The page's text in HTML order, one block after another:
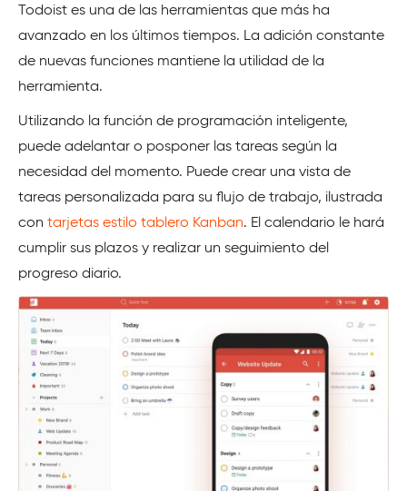
Todoist es una de las herramientas que más ha
avanzado en los últimos tiempos. La adición constante
de nuevas funciones mantiene la utilidad de la
herramienta.
Utilizando la función de programación inteligente,
puede adelantar o posponer las tareas según la
necesidad del momento. Puede crear una vista de
tareas personalizada para su flujo de trabajo, ilustrada
con tarjetas estilo tablero Kanban. El calendario le hará
cumplir sus plazos y realizar un seguimiento del
progreso diario.